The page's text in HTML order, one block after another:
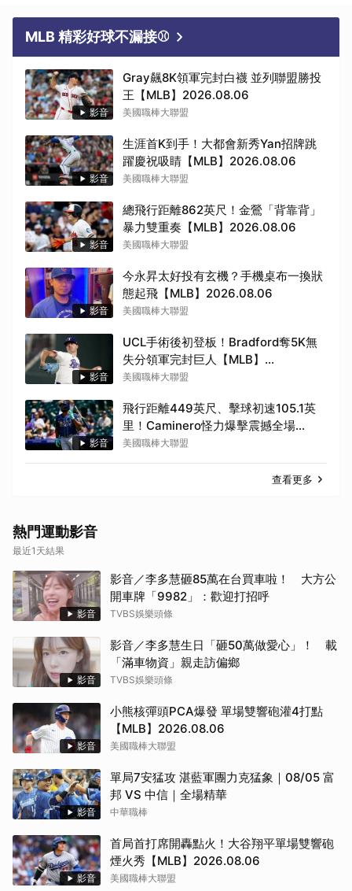
MLB 精彩好球不漏接⚾
影音
Gray飆8K領軍完封白襪 並列聯盟勝投
王【MLB】2026.08.06
美國職棒大聯盟
影音
生涯首K到手！大都會新秀Yan招牌跳
躍慶祝吸睛【MLB】2026.08.06
美國職棒大聯盟
影音
總飛行距離862英尺！金鶯「背靠背」
暴力雙重奏【MLB】2026.08.06
美國職棒大聯盟
影音
今永昇太好投有玄機？手機桌布一換狀
態起飛【MLB】2026.08.06
美國職棒大聯盟
影音
UCL手術後初登板！Bradford奪5K無
失分領軍完封巨人【MLB】
2026.08.06
美國職棒大聯盟
影音
飛行距離449英尺、擊球初速105.1英
里！Caminero怪力爆擊震撼全場
【MLB】2026.08.06
美國職棒大聯盟
查看更多
熱門運動影音
最近1天結果
影音
影音／李多慧砸85萬在台買車啦！ 大方公
開車牌「9982」：歡迎打招呼
TVBS娛樂頭條
影音
影音／李多慧生日「砸50萬做愛心」！ 載
「滿車物資」親走訪偏鄉
TVBS娛樂頭條
影音
小熊核彈頭PCA爆發 單場雙響砲灌4打點
【MLB】2026.08.06
美國職棒大聯盟
影音
單局7安猛攻 湛藍軍團力克猛象｜08/05 富
邦 VS 中信｜全場精華
中華職棒
影音
首局首打席開轟點火！大谷翔平單場雙響砲
煙火秀【MLB】2026.08.06
美國職棒大聯盟
取消